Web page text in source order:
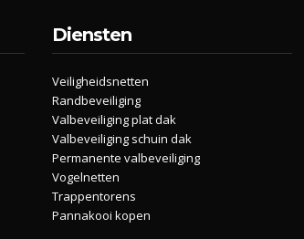
Diensten
Veiligheidsnetten
Randbeveiliging
Valbeveiliging plat dak
Valbeveiliging schuin dak
Permanente valbeveiliging
Vogelnetten
Trappentorens
Pannakooi kopen